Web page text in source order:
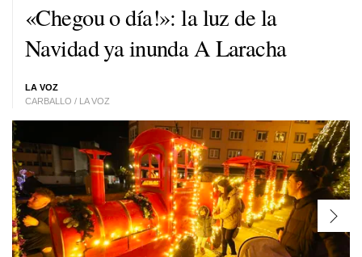
«Chegou o día!»: la luz de la
Navidad ya inunda A Laracha
LA VOZ
CARBALLO / LA VOZ